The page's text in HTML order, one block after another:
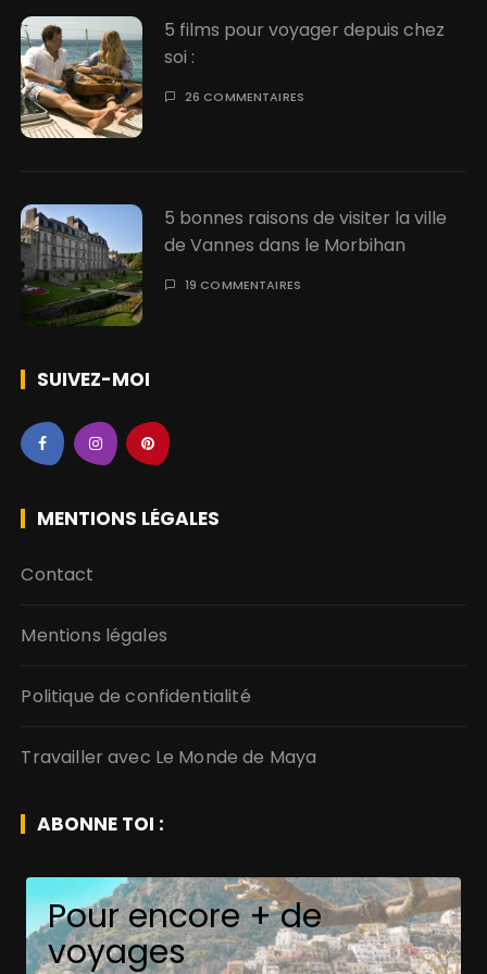
e
s
p
u
i
c
a
o
n
s
5 films pour voyager depuis chez
soi :
26 COMMENTAIRES
5 bonnes raisons de visiter la ville
de Vannes dans le Morbihan
19 COMMENTAIRES
SUIVEZ-MOI
MENTIONS LÉGALES
Contact
Mentions légales
Politique de confidentialité
Travailler avec Le Monde de Maya
ABONNE TOI :
Pour encore + de
voyages